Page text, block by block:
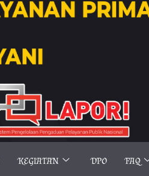
KEGIATAN DPO FAQ